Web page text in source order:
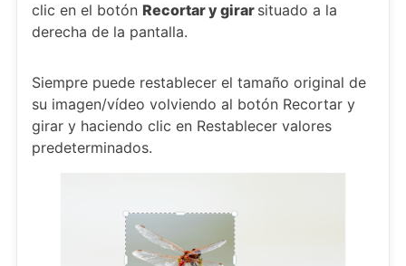
clic en el botón Recortar y girar situado a la
derecha de la pantalla.
Siempre puede restablecer el tamaño original de
su imagen/vídeo volviendo al botón Recortar y
girar y haciendo clic en Restablecer valores
predeterminados.